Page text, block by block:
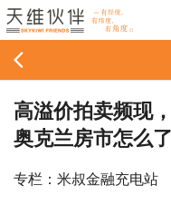
高溢价拍卖频现
奥克兰房市怎么
专栏：米叔金融充电站